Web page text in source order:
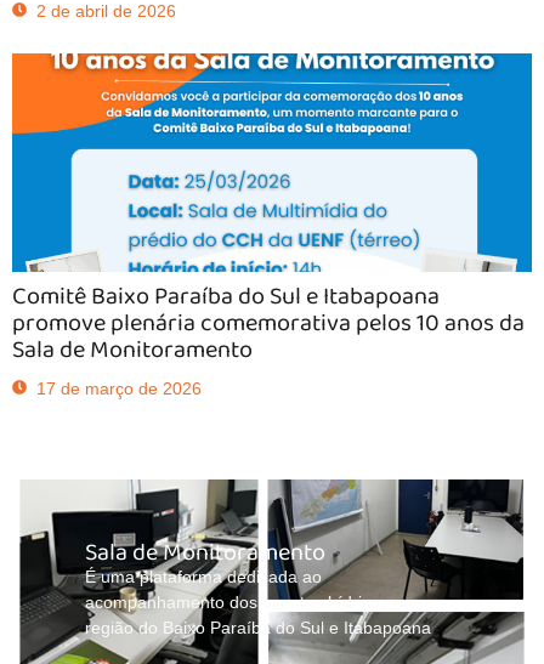
2 de abril de 2026
Comitê Baixo Paraíba do Sul e Itabapoana
promove plenária comemorativa pelos 10 anos da
Sala de Monitoramento
17 de março de 2026
Sala de Monitoramento
É uma plataforma dedicada ao
acompanhamento dos eventos hídricos na
região do Baixo Paraíba do Sul e Itabapoana